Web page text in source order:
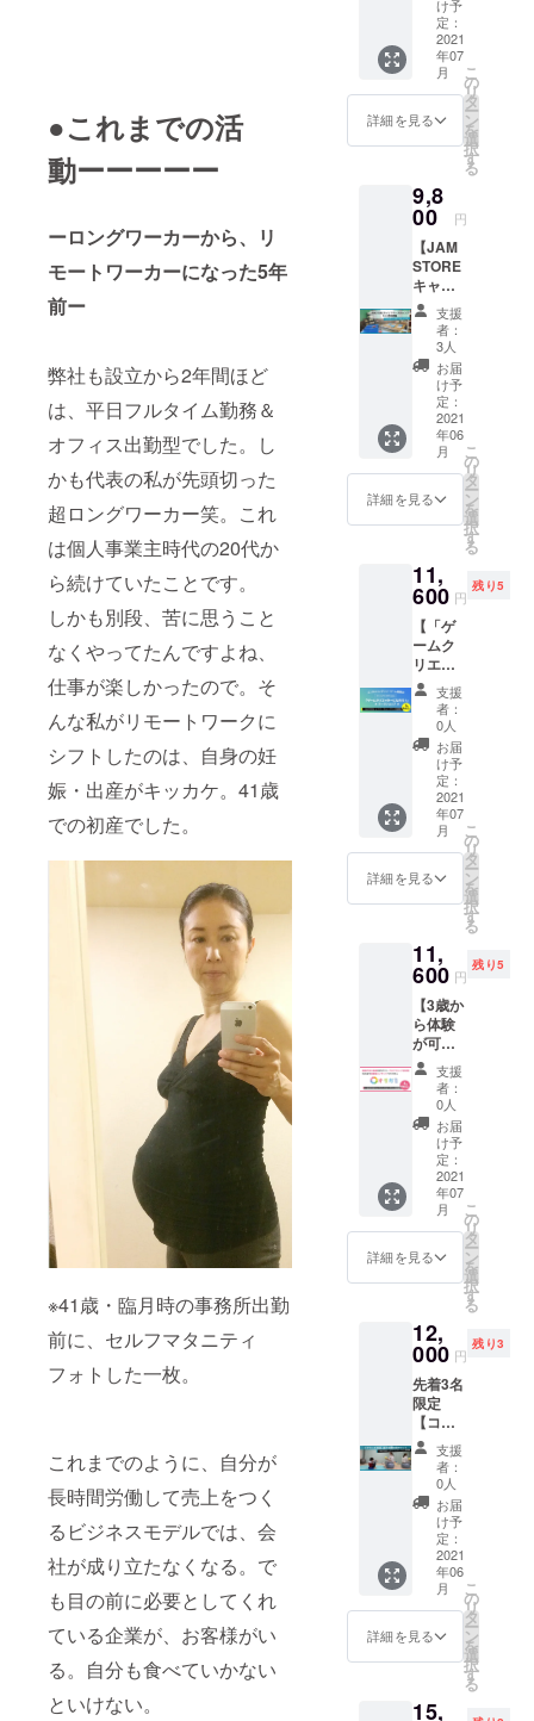
●これまでの活
動ーーーーー
ーロングワーカーから、リ
モートワーカーになった5年
前ー
弊社も設立から2年間ほど
は、平日フルタイム勤務＆
オフィス出勤型でした。し
かも代表の私が先頭切った
超ロングワーカー笑。これ
は個人事業主時代の20代か
ら続けていたことです。
しかも別段、苦に思うこと
なくやってたんですよね、
仕事が楽しかったので。そ
んな私がリモートワークに
シフトしたのは、自身の妊
娠・出産がキッカケ。41歳
での初産でした。
※41歳・臨月時の事務所出勤
前に、セルフマタニティ
フォトした一枚。
これまでのように、自分が
長時間労働して売上をつく
るビジネスモデルでは、会
社が成り立たなくなる。で
も目の前に必要としてくれ
ている企業が、お客様がい
る。自分も食べていかない
といけない。
ン、人物イ
ンタビュー
業務を、約
12年間に渡
り手掛ける
大阪市内・
東大阪市内
を中心に、
関西の中小
零細企業を
担当。
ライターと
して経営者
及び、経営
幹部のイン
タビューを
多数手掛け
る
◎ブライダ
は、関西電
鉄系ホテル
グループ、
全国展開す
る大手ホテ
ルなどにて
ブライダル
事業の出稿
当。
そのほか、
互助会系結
婚式場、レ
フォトスタ
ジオ、ジュ
ショップな
ど、小規模
会場及び、
グッズ系ク
ライアント
◎2013年：
個人事業主
14年目に、
夫（当時代
表取締役）
と１名の従
業員ととも
に新たなス
タートを切
当時の拠点
は大阪市天
神橋（最
寄：地下鉄
扇町駅）。
1階がカ
広告事務
加可 ・
子ども
向けプ
ログラ
ミング
回：招
待コー
ド1つで
参加可
（お子
様のみ
でも構
いませ
ん） ※
プロ
ジェク
ト終了
後、個
別に招
待コー
ドと利
用方法
をメー
送付い
たしま
ます。
座談会
内容
（予
定） ・
実際に
開（全
員リ
モート
なので
パソコ
ンの画
面とな
りま
す） ・
事前に
いただ
いた質
問内容
への回
答 ・リ
モート
パラレ
予定し
ていま
--- 株式
会社
JAMST
ORE
https://j
amstor
web.co
セッ
ション
丨1対1
で30
分】 事
前にお
伺いし
た質問
内容に
基づ
き、1対
1でお話
させて
いただ
きま
す。 プ
ロジェ
クトに
興味を
持っ
た、考
え方に
共感し
た、ど
んな人
みたい
などな
ど、ど
んな理
由・
テーマ
でも話
し放題
です。 -
----------
・松本
裕美｜
Copywr
iter/Cre
ativeDir
ector/In
terview
ORE 代
表取締
のnote
https://
note.co
m/hirov
iva/n/n2
8e8edb
bbad6
け予
定：
2021
年07
月
詳細を見る
こ
の
リ
タ
ー
ン
を
選
択
す
る
9,8
00 円
【JAM
STORE
キャリ
アベー
スキャ
ンプ1年
間利用
料｜月
980円
×12ヶ月
→10ヶ
月分の
料金で
利用
可】 ・
利用開
ロジェ
クト終
了後の
翌月１
日から
（2021
年6月1
日を予
定） ・
サービ
スの利
用方法
詳細は
以下
URLを
ご覧く
ださい
official.
ec/abou
t
支援
者：
3人
お届
け予
定：
2021
年06
月
詳細を見る
こ
の
リ
タ
ー
ン
を
選
択
す
る
11,
600 円
残り5
【「ゲ
ームク
リエイ
ターに
なろ
う！」
企画の
つくり
かた
ワーク
ショッ
プ ご参
加3名
様
＆
JAMST
キャリ
アベー
スキャ
ンプ1年
間利用
料｜月
980円
×12ヶ月
→10ヶ
月分の
料金で
利用
可】
ーー エ
ンタメ
コンテ
ンツ・
式会社
エンジ
ンズに
よる
ワーク
ショッ
プです
企画書
の制作
を通し
てプラ
ンニン
グの基
本を体
験して
いただ
けるこ
ら大人
支援
者：
0人
お届
け予
定：
2021
年07
月
詳細を見る
こ
の
リ
タ
ー
ン
を
選
択
す
る
11,
600 円
残り5
【3歳か
ら体験
が可能
なデジ
タルコ
ンテン
ツ「オ
リガ
ミ」
ワーク
ショッ
プご参
加 3名
様
＆
JAMST
キャリ
アベー
スキャ
ンプ1年
間利用
料｜月
980円
×12ヶ月
→10ヶ
月分の
料金で
利用
可】
ーー 未
就学児
童向
け、プ
を育て
支援
者：
0人
お届
け予
定：
2021
年07
月
詳細を見る
こ
の
リ
タ
ー
ン
を
選
択
す
る
12,
000 円
残り3
先着3名
限定
【コア
キッズ
体操｜
親子体
験1回チ
ケッ
ト
＆
JAMST
ORE
キャリ
アベー
スキャ
ンプ1年
料｜月
支援
者：
0人
お届
け予
定：
2021
年06
月
詳細を見る
こ
の
リ
タ
ー
ン
を
選
択
す
る
15,